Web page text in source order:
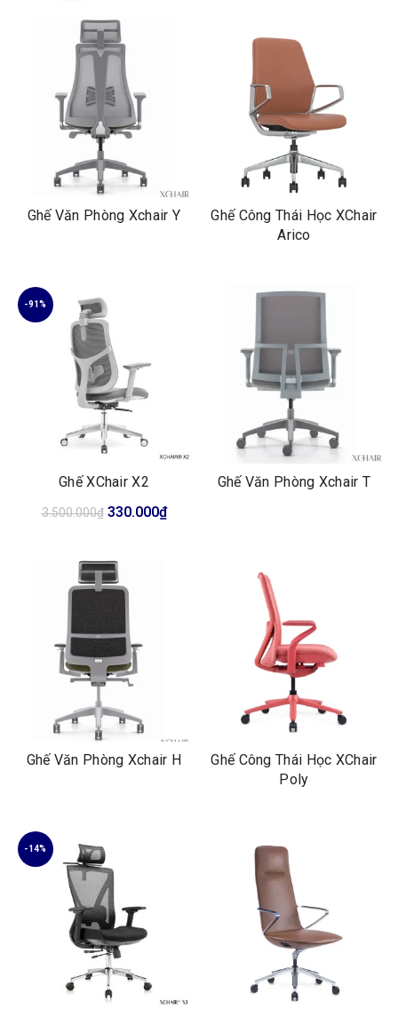
Ghế Văn Phòng Xchair Y
Ghế Công Thái Học XChair
Arico
-91%
Ghế XChair X2
3.500.000₫ Giá
3.500.000₫.
330.000₫Giá
Ghế Văn Phòng Xchair T
Ghế Văn Phòng Xchair H
Ghế Công Thái Học XChair
Poly
-14%